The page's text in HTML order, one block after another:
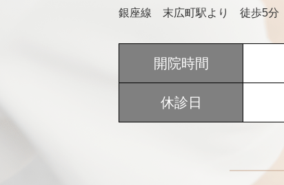
銀座線 末広町駅より 徒歩5分
開院時間
休診日